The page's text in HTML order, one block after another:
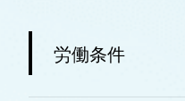
労働条件